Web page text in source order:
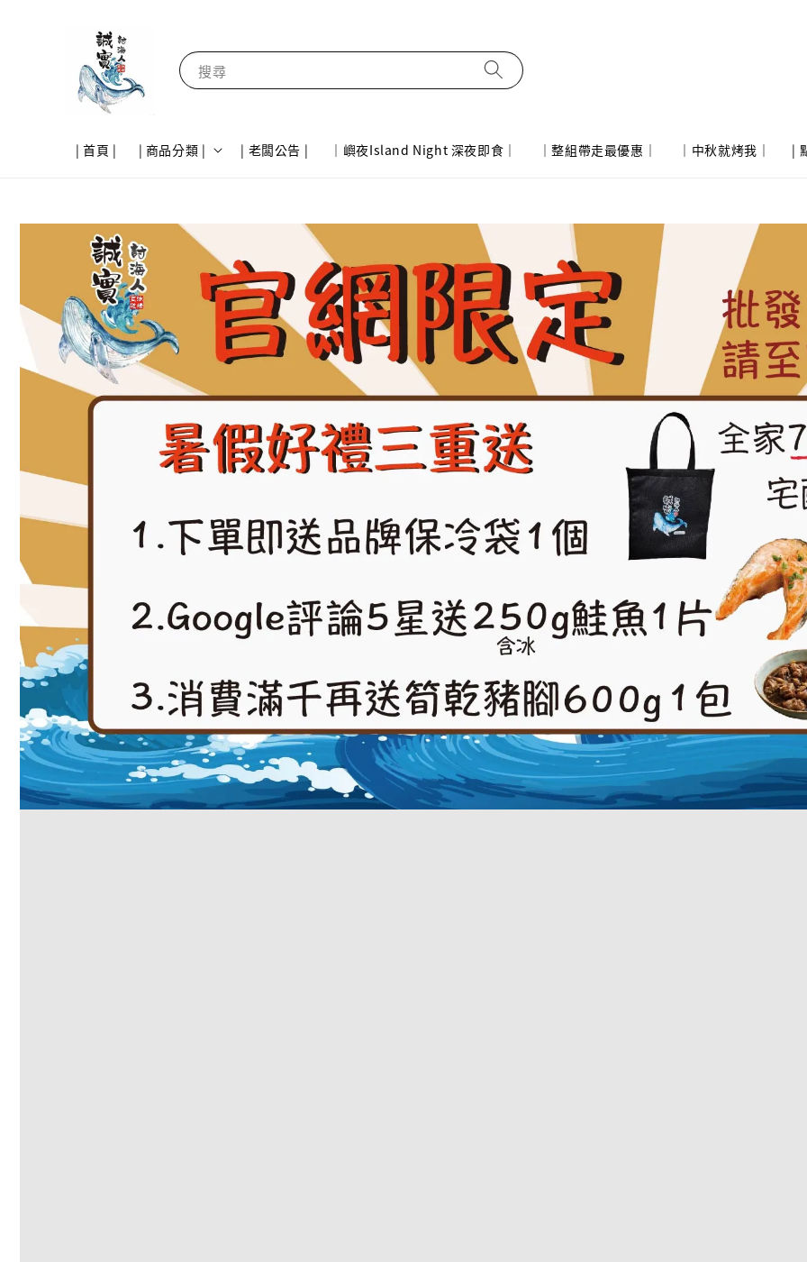
搜尋
| 首頁 | | 商品分類 | | 老闆公告 | ｜嶼夜Island Night 深夜即食｜ ｜整組帶走最優惠｜ ｜中秋就烤我｜ |